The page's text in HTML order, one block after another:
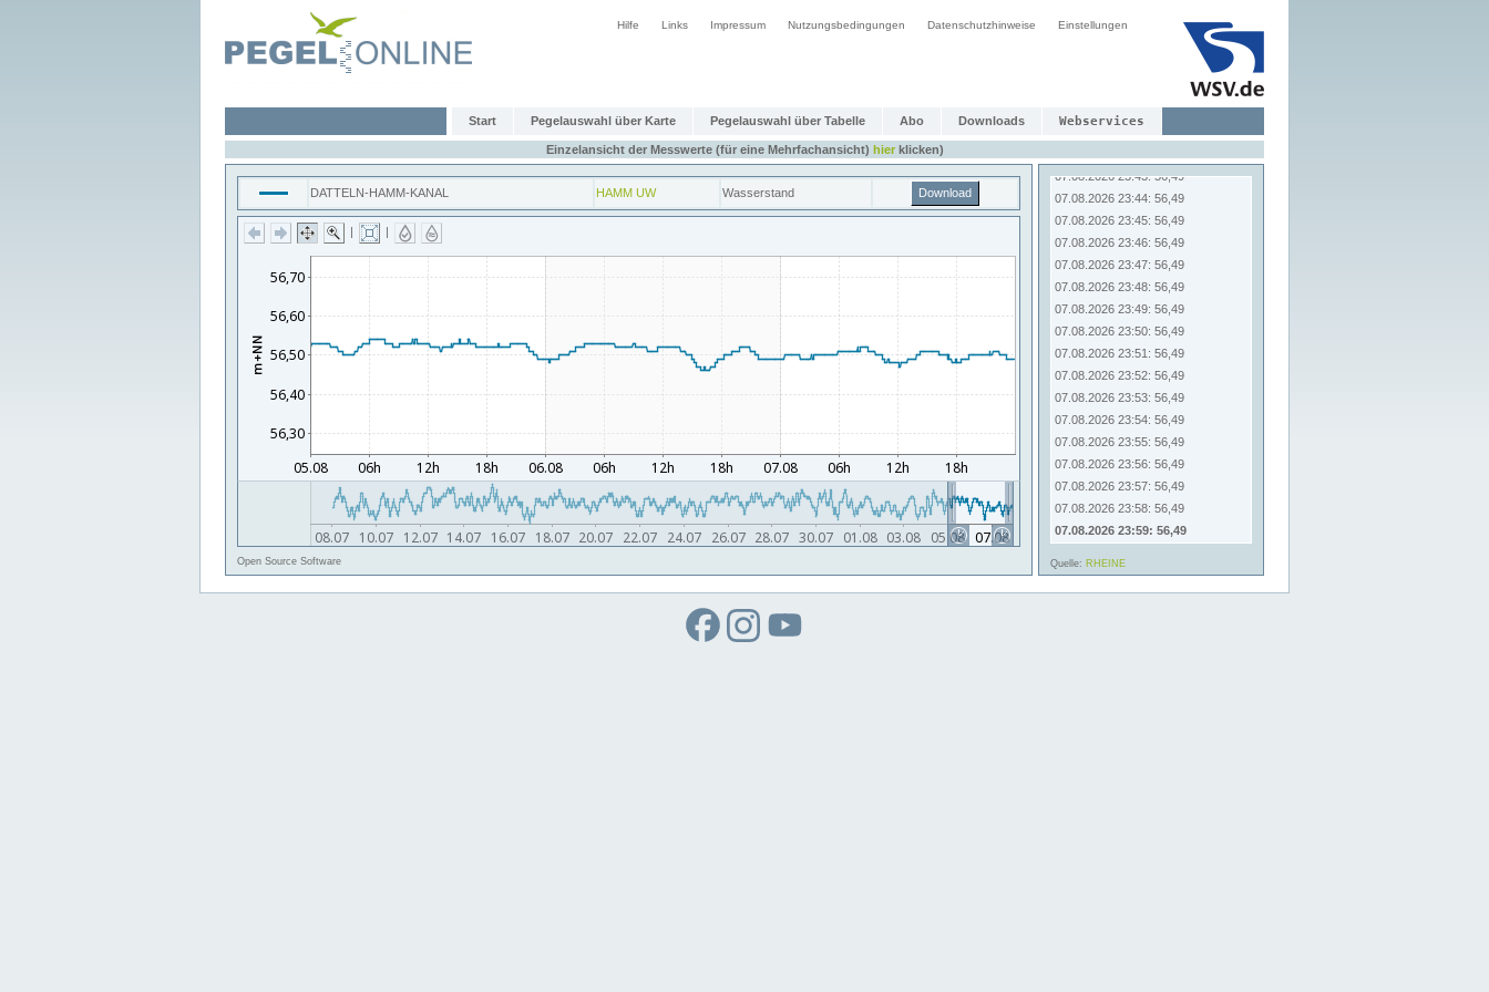
Hilfe Links Impressum Nutzungsbedingungen Datenschutzhinweise Einstellungen
Start Pegelauswahl über Karte Pegelauswahl über Tabelle Abo Downloads Webservices
Einzelansicht der Messwerte (für eine Mehrfachansicht) hierklicken)
DATTELN-HAMM-KANAL HAMM UW Wasserstand Download
| |
Open Source Software
07.08.2026 23:36: 56,49
07.08.2026 23:40: 56,49
07.08.2026 23:43: 56,49
07.08.2026 23:44: 56,49
07.08.2026 23:45: 56,49
07.08.2026 23:46: 56,49
07.08.2026 23:47: 56,49
07.08.2026 23:48: 56,49
07.08.2026 23:49: 56,49
07.08.2026 23:50: 56,49
07.08.2026 23:51: 56,49
07.08.2026 23:52: 56,49
07.08.2026 23:53: 56,49
07.08.2026 23:54: 56,49
07.08.2026 23:55: 56,49
07.08.2026 23:56: 56,49
07.08.2026 23:57: 56,49
07.08.2026 23:58: 56,49
07.08.2026 23:59: 56,49
Quelle: RHEINE